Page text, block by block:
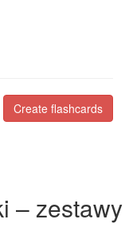
Create flashcards
– zestawy